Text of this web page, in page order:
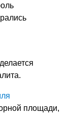
площади,